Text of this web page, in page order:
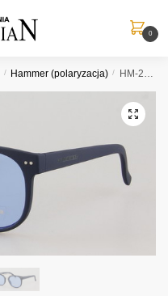
0
/ Hammer (polaryzacja) / HM-202A